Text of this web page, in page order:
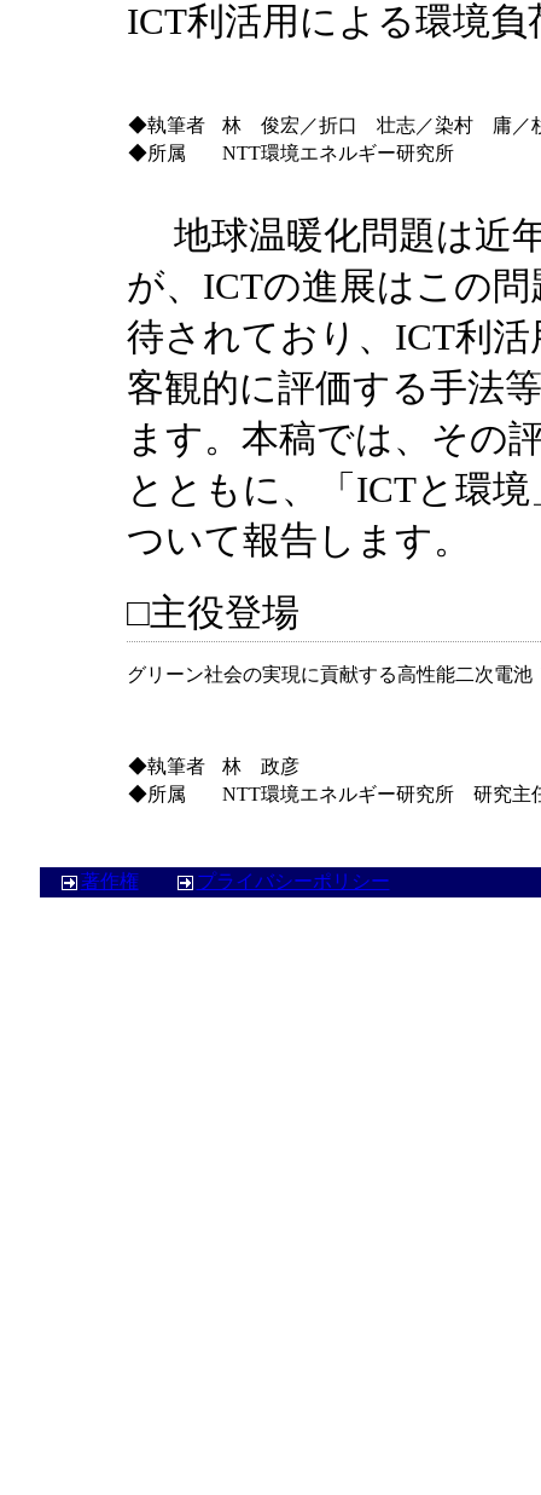
ICT利活用による環境
◆執筆者
林 俊宏／折口 壮志／染村 庸／
◆所属
NTT環境エネルギー研究所
地球温暖化問題は近
が、ICTの進展はこの
待されており、ICT利
客観的に評価する手法
ます。本稿では、その
とともに、「ICTと環
ついて報告します。
□主役登場
グリーン社会の実現に貢献する高性能二次電池
◆執筆者
林 政彦
◆所属
NTT環境エネルギー研究所 研究主
著作権 プライバシーポリシー